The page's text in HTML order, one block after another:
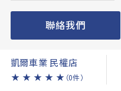
聯絡我們
凱爾車業 民權店
★ ★ ★ ★ ★ （0件）